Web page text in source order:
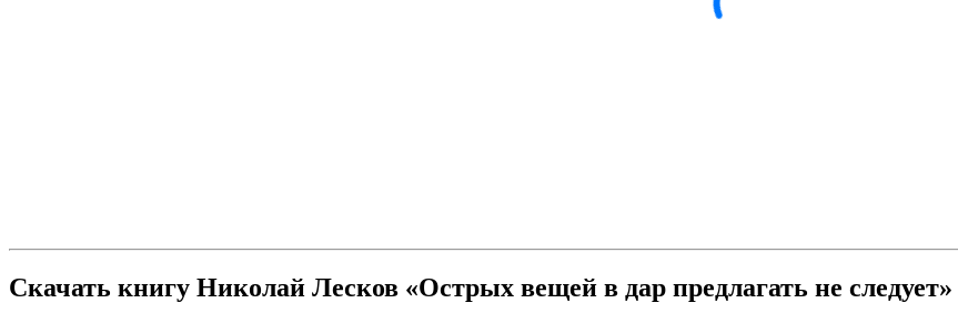
Скачать книгу Николай Лесков «Острых вещей в дар предлагать не следует»